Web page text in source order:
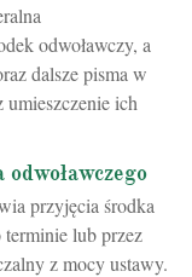
odwoławczy, a
dalsze pisma w
umieszczenie ich
przyjęcia środka
terminie lub przez
z mocy ustawy.